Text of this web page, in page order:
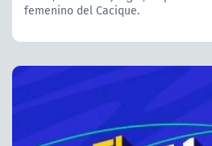
femenino del Cacique.